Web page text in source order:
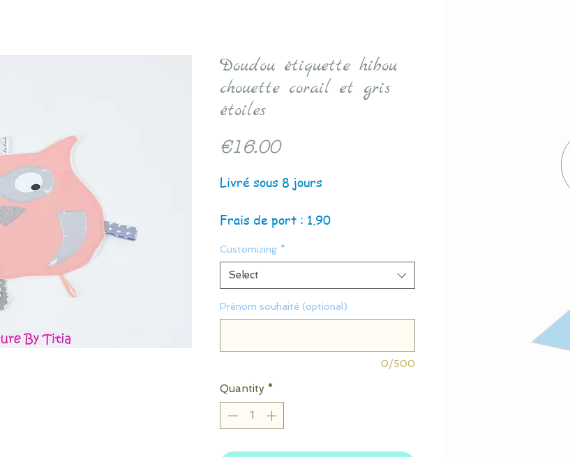
Doudou étiquette hibou
chouette corail et gris
étoiles
€16.00Price
Livré sous 8 jours
Frais de port : 1.90
Customizing *
Select
Prénom souhaité (optional)
0/500
Quantity *